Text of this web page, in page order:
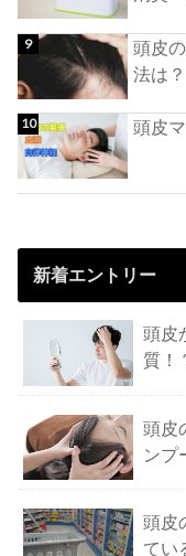
頭皮
法は？
頭皮
新着エントリー
頭皮
質！
頭皮
ンプ
頭皮
てい